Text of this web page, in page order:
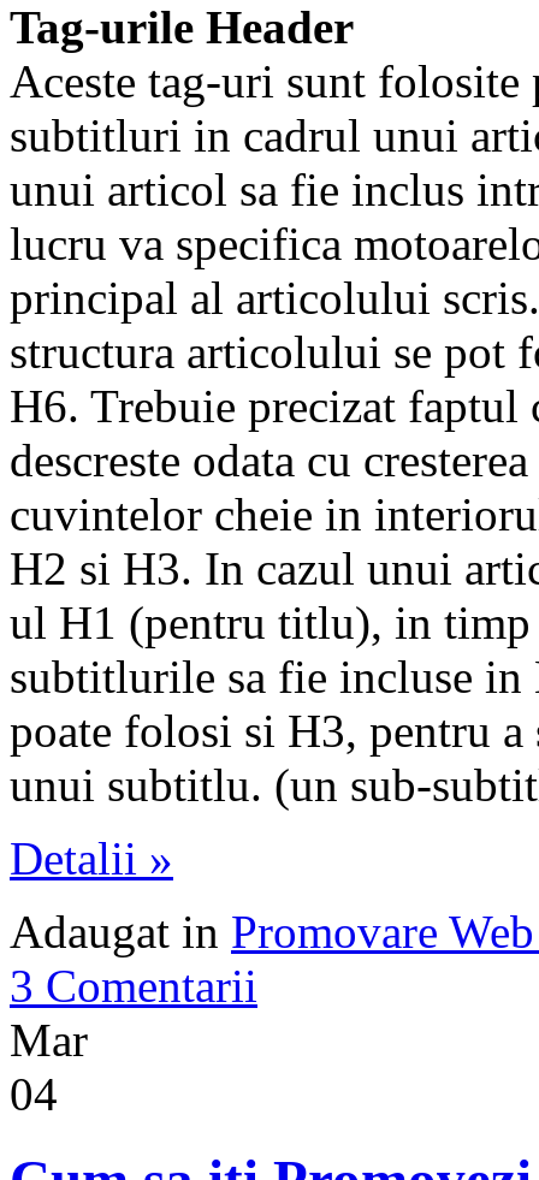
Tag-urile Header
Aceste tag-uri sunt
subtitluri in cadrul unui
unui articol sa fie inclus
lucru va specifica
principal al articolului
structura articolului se pot
H6. Trebuie precizat faptul
descreste odata cu
cuvintelor cheie in
H2 si H3. In cazul unui
ul H1 (pentru titlu), in
subtitlurile sa fie incluse in
poate folosi si H3, pentru
unui subtitlu. (un sub-
Detalii »
Adaugat in Promovare
3 Comentarii
Mar
04